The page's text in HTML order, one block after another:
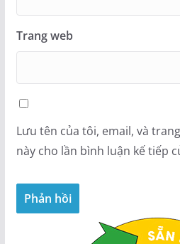
Trang web
Lưu tên của tôi, email, và
này cho lần bình luận kế tiếp